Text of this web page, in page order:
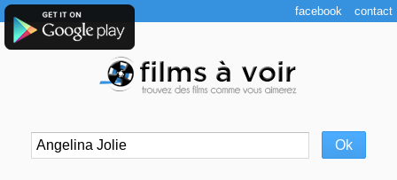
facebook contact